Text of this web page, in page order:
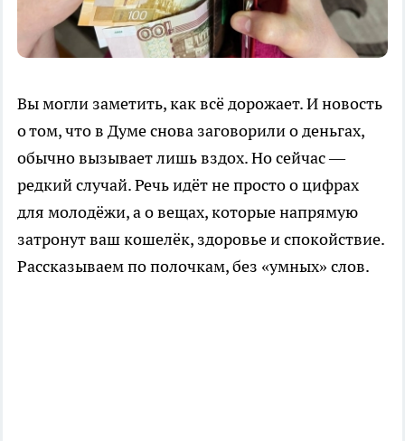
Вы могли заметить, как всё дорожает. И новость
о том, что в Думе снова заговорили о деньгах,
обычно вызывает лишь вздох. Но сейчас —
редкий случай. Речь идёт не просто о цифрах
для молодёжи, а о вещах, которые напрямую
затронут ваш кошелёк, здоровье и спокойствие.
Рассказываем по полочкам, без «умных» слов.